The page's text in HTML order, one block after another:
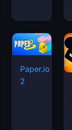
Paper.io
2